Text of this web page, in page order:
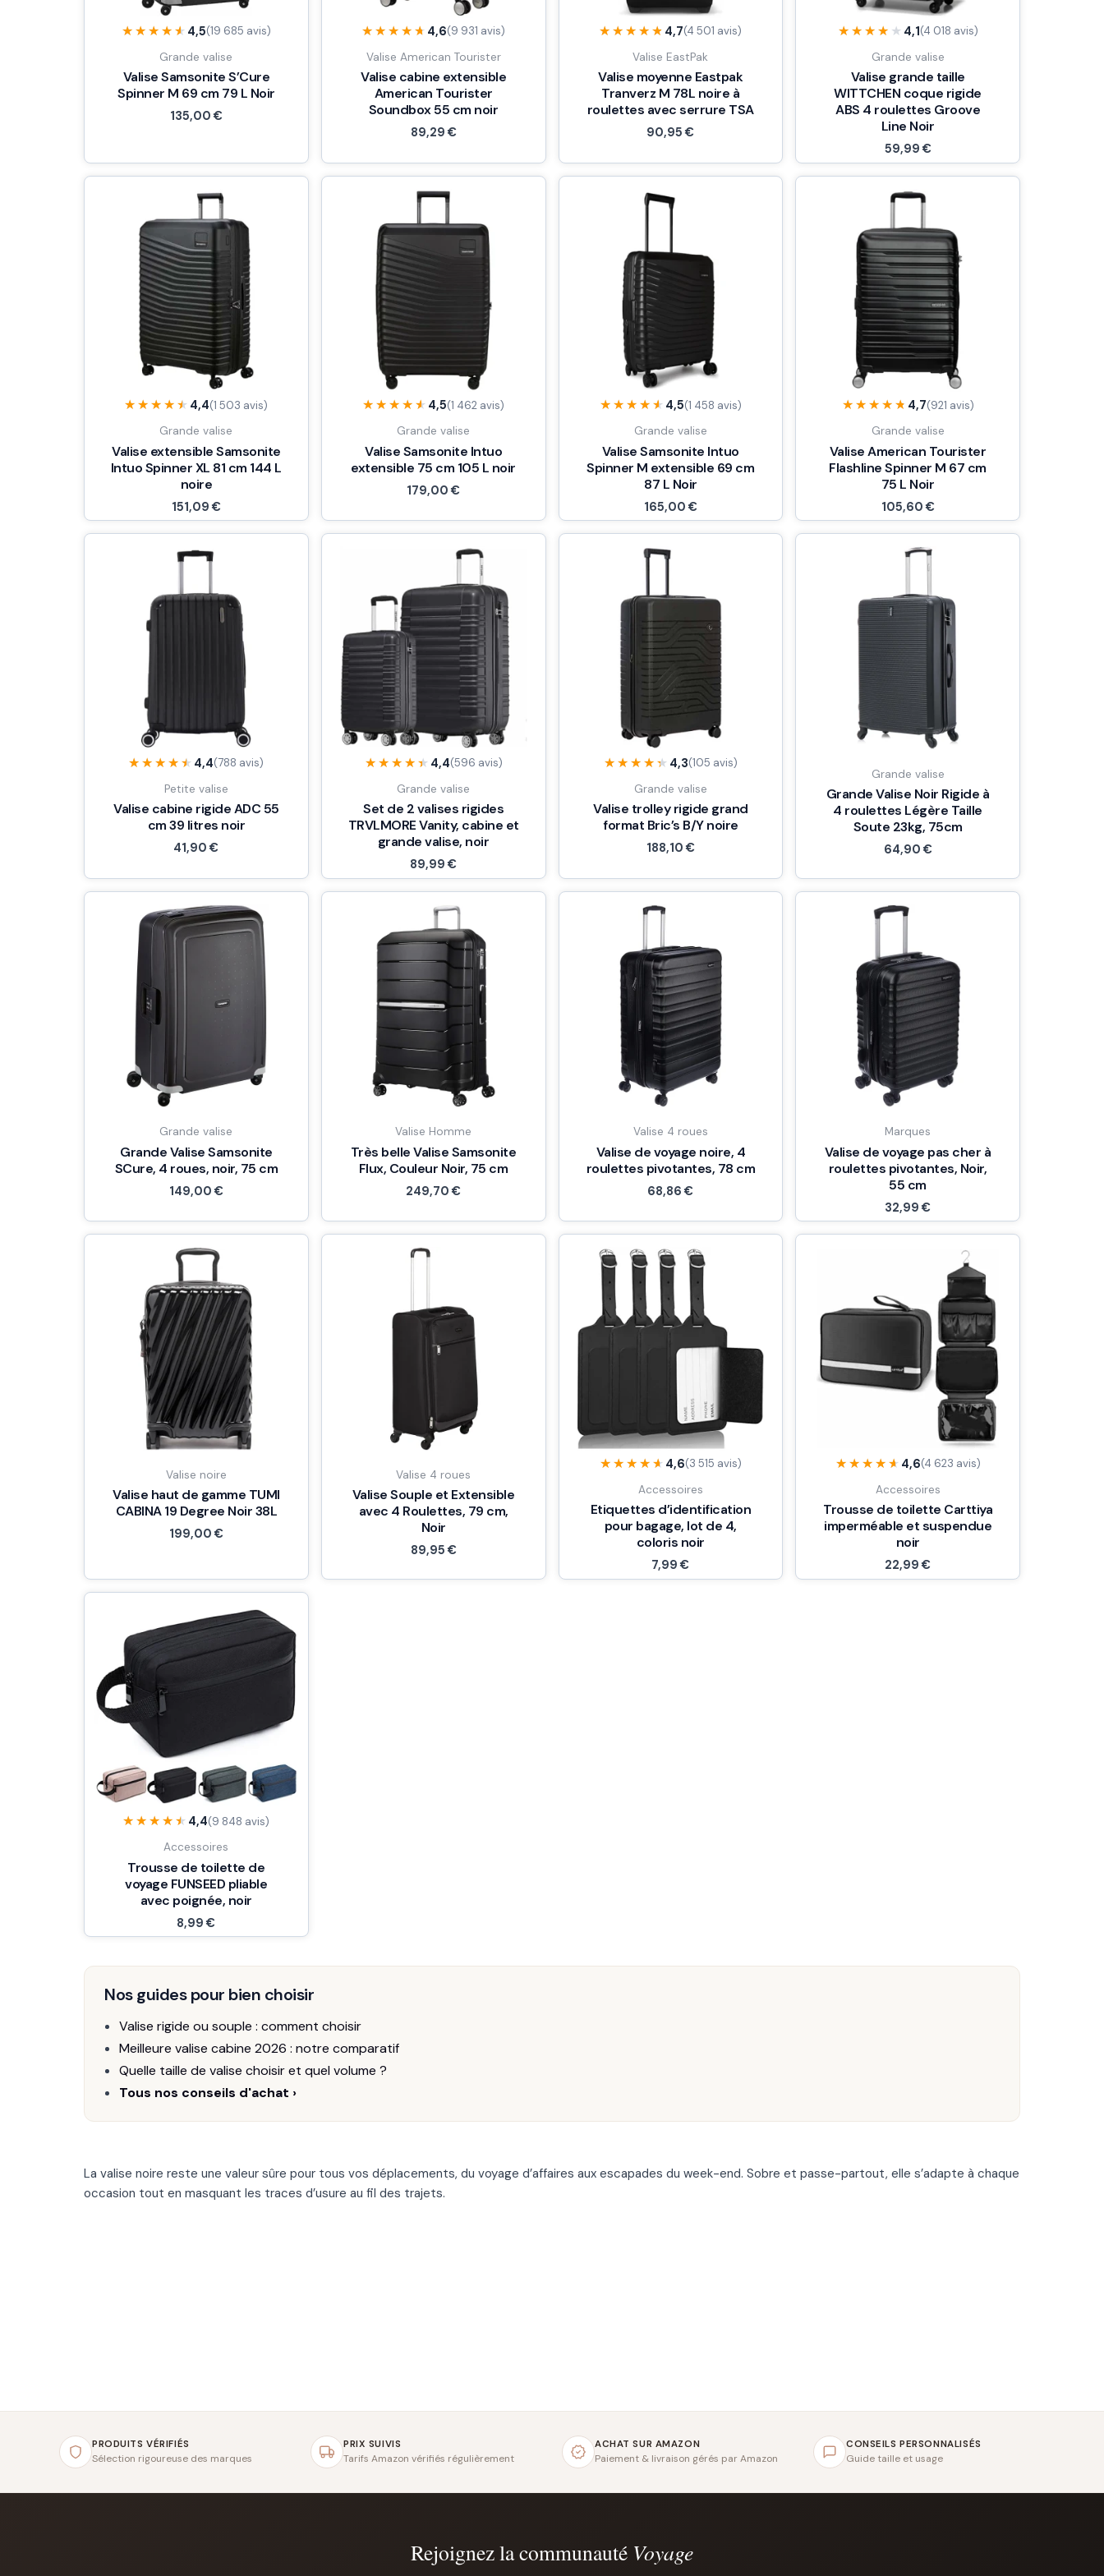
★★★★★
★★★★★ 4,5(19 685 avis)
Grande valise
Valise Samsonite S’Cure
Spinner M 69 cm 79 L Noir
135,00 €
★★★★★
★★★★★ 4,6(9 931 avis)
Valise American Tourister
Valise cabine extensible
American Tourister
Soundbox 55 cm noir
89,29 €
★★★★★
★★★★★ 4,7(4 501 avis)
Valise EastPak
Valise moyenne Eastpak
Tranverz M 78L noire à
roulettes avec serrure TSA
90,95€
★★★★★
★★★★★ 4,1(4 018 avis)
Grande valise
Valise grande taille
WITTCHEN coque rigide
ABS 4 roulettes Groove
Line Noir
59,99 €
★★★★★
★★★★★ 4,4(1 503 avis)
Grande valise
Valise extensible Samsonite
Intuo Spinner XL 81 cm 144 L
noire
151,09 €
★★★★★
★★★★★ 4,5(1 462 avis)
Grande valise
Valise Samsonite Intuo
extensible 75 cm 105 L noir
179,00€
★★★★★
★★★★★ 4,5(1 458 avis)
Grande valise
Valise Samsonite Intuo
Spinner M extensible 69 cm
87 L Noir
165,00 €
★★★★★
★★★★★ 4,7(921 avis)
Grande valise
Valise American Tourister
Flashline Spinner M 67 cm
75 L Noir
105,60 €
★★★★★
★★★★★ 4,4(788 avis)
Petite valise
Valise cabine rigide ADC 55
cm 39 litres noir
41,90€
★★★★★
★★★★★ 4,4(596 avis)
Grande valise
Set de 2 valises rigides
TRVLMORE Vanity, cabine et
grande valise, noir
89,99€
★★★★★
★★★★★ 4,3(105 avis)
Grande valise
Valise trolley rigide grand
format Bric’s B/Y noire
188,10 €
Grande valise
Grande Valise Noir Rigide à
4 roulettes Légère Taille
Soute 23kg, 75cm
64,90 €
Grande valise
Grande Valise Samsonite
SCure, 4 roues, noir, 75 cm
149,00 €
Valise Homme
Très belle Valise Samsonite
Flux, Couleur Noir, 75 cm
249,70€
Valise 4 roues
Valise de voyage noire, 4
roulettes pivotantes, 78 cm
68,86€
Marques
Valise de voyage pas cher à
roulettes pivotantes, Noir,
55 cm
32,99€
Valise noire
Valise haut de gamme TUMI
CABINA 19 Degree Noir 38L
199,00 €
Valise 4 roues
Valise Souple et Extensible
avec 4 Roulettes, 79 cm,
Noir
89,95 €
★★★★★
★★★★★ 4,6(3 515 avis)
Accessoires
Etiquettes d’identification
pour bagage, lot de 4,
coloris noir
7,99€
★★★★★
★★★★★ 4,6(4 623 avis)
Accessoires
Trousse de toilette Carttiya
imperméable et suspendue
noir
22,99€
★★★★★
★★★★★ 4,4(9 848 avis)
Accessoires
Trousse de toilette de
voyage FUNSEED pliable
avec poignée, noir
8,99€
Nos guides pour bien choisir
Valise rigide ou souple : comment choisir
Meilleure valise cabine 2026 : notre comparatif
Quelle taille de valise choisir et quel volume ?
Tous nos conseils d'achat ›
La valise noire reste une valeur sûre pour tous vos déplacements, du voyage d’affaires aux escapades du week-end. Sobre et passe-partout, elle s’adapte à chaque
occasion tout en masquant les traces d’usure au fil des trajets.
PRODUITS VÉRIFIÉS
Sélection rigoureuse des marques
PRIX SUIVIS
Tarifs Amazon vérifiés régulièrement
ACHAT SUR AMAZON
Paiement & livraison gérés par Amazon
CONSEILS PERSONNALISÉS
Guide taille et usage
Rejoignez la communauté Voyage